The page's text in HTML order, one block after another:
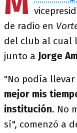
de radio en
del club al cual
junto a Jorge
"No podía
mejor mis
institución. No
sí", comenzó a